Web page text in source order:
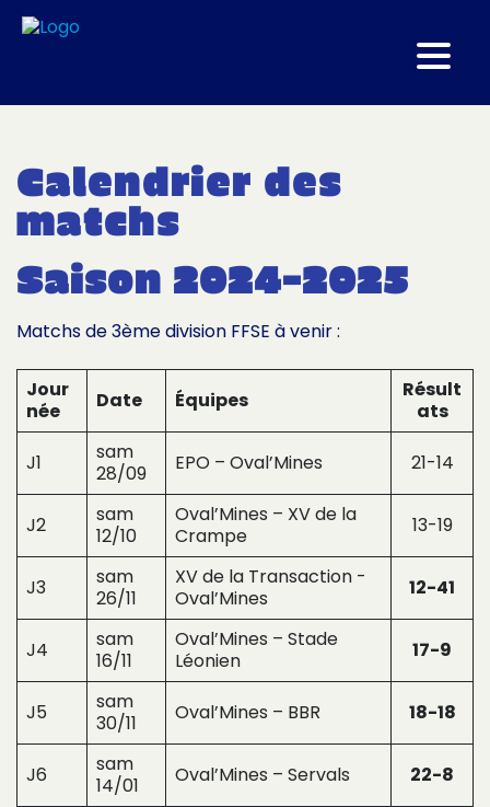
Calendrier des
matchs
Saison 2024-2025
Matchs de 3ème division FFSE à venir :
Jour
née
Date Équipes
Résult
ats
J1
sam
28/09
EPO – Oval’Mines 21-14
J2
sam
12/10
Oval’Mines – XV de la
Crampe
13-19
J3
sam
26/11
XV de la Transaction -
Oval’Mines
12-41
J4
sam
16/11
Oval’Mines – Stade
Léonien
17-9
J5
sam
30/11
Oval’Mines – BBR 18-18
J6
sam
14/01
Oval’Mines – Servals 22-8